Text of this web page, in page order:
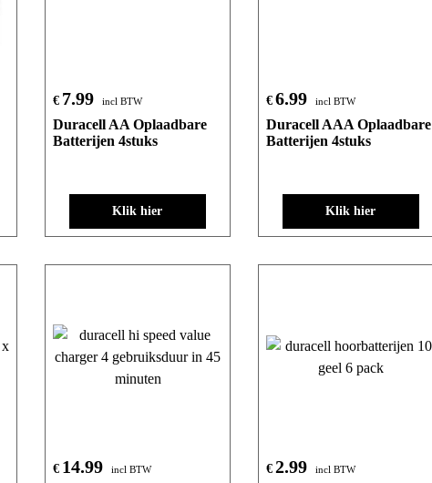
€ 7.99 incl BTW
Duracell AA Oplaadbare
Batterijen 4stuks
Klik hier
€ 6.99 incl BTW
Duracell AAA Oplaadbare
Batterijen 4stuks
Klik hier
€ 14.99 incl BTW € 2.99 incl BTW